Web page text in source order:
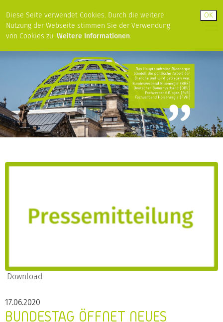
Diese Seite verwendet Cookies. Durch die weitere
Nutzung der Webseite stimmen Sie der Verwendung
von Cookies zu. Weitere Informationen.
Download
17.06.2020
BUNDESTAG ÖFFNET NEUES